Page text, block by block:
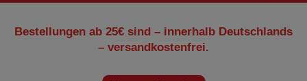
Bestellungen ab 25€ sind – innerhalb Deutschlands
– versandkostenfrei.